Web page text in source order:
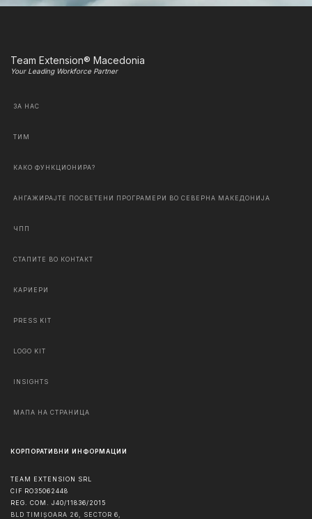
Team Extension® Macedonia
Your Leading Workforce Partner
ЗА НАС
ТИМ
КАКО ФУНКЦИОНИРА?
АНГАЖИРАЈТЕ ПОСВЕТЕНИ ПРОГРАМЕРИ ВО СЕВЕРНА МАКЕДОНИЈА
ЧПП
СТАПИТЕ ВО КОНТАКТ
КАРИЕРИ
PRESS KIT
LOGO KIT
INSIGHTS
МАПА НА СТРАНИЦА
КОРПОРАТИВНИ ИНФОРМАЦИИ
TEAM EXTENSION SRL
CIF RO35062448
REG. COM. J40/11836/2015
BLD TIMIȘOARA 26, SECTOR 6,